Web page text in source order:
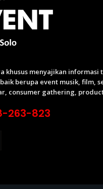
khusus menyajikan
berupa event musik, film,
consumer gathering,
263-823